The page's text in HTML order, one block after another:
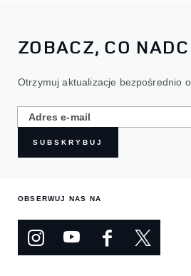
ZOBACZ, CO
Otrzymuj aktualizacje bezpośrednio
SUBSKRYBUJ
OBSERWUJ NAS NA